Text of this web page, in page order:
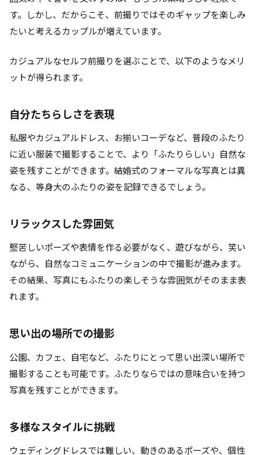
す。しかし、だからこそ、前撮りではそのギャップを楽しみ
たいと考えるカップルが増えています。
カジュアルなセルフ前撮りを選ぶことで、以下のようなメリ
ットが得られます。
自分たちらしさを表現
私服やカジュアルドレス、お揃いコーデなど、普段のふたり
に近い服装で撮影することで、より「ふたりらしい」自然な
姿を残すことができます。結婚式のフォーマルな写真とは異
なる、等身大のふたりの姿を記録できるでしょう。
リラックスした雰囲気
堅苦しいポーズや表情を作る必要がなく、遊びながら、笑い
ながら、自然なコミュニケーションの中で撮影が進みます。
その結果、写真にもふたりの楽しそうな雰囲気がそのまま表
れます。
思い出の場所での撮影
公園、カフェ、自宅など、ふたりにとって思い出深い場所で
撮影することも可能です。ふたりならではの意味合いを持つ
写真を残すことができます。
多様なスタイルに挑戦
ウェディングドレスでは難しい、動きのあるポーズや、個性